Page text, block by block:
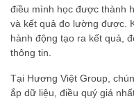
điều mình học được thành
và kết quả đo lường được.
hành động tạo ra kết quả,
thông tin.
Tại Hương Việt Group,
ắp dữ liệu, điều quý giá